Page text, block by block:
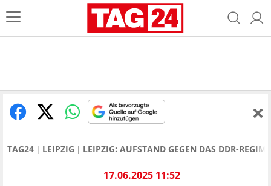
TAG24 LEIPZIG LEIPZIG: AUFSTAND GEGEN DAS DDR-
17.06.2025 11:52